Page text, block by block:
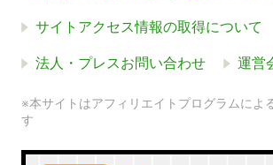
サイトアクセス情報の取得について
法人・プレスお問い合わせ 運営
※本サイトはアフィリエイトプログラムによ
す